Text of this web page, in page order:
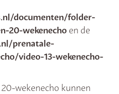
documenten/folder-
20-wekenecho en de
prenatale-
video-13-wekenecho-
wekenecho kunnen